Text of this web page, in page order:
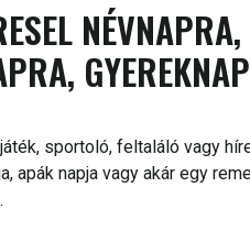
NÉVNAPRA,
sportoló, feltaláló vagy
apák napja vagy akár egy